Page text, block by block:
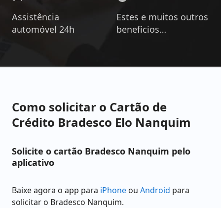
Assistência
automóvel 24h
Estes e muitos outros
benefícios…
Como solicitar o Cartão de
Crédito Bradesco Elo Nanquim
Solicite o cartão Bradesco Nanquim pelo
aplicativo
Baixe agora o app para iPhone ou Android para
solicitar o Bradesco Nanquim.